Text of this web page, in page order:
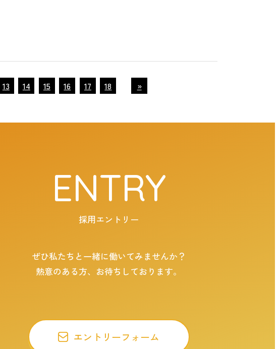
13 14 15 16 17 18 »
ENTRY
採用エントリー
ぜひ私たちと一緒に働いてみませんか？
熱意のある方、お待ちしております。
エントリーフォーム